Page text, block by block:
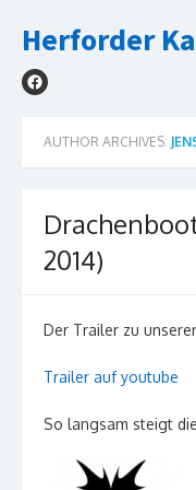
to
Herforder
AUTHOR ARCHIVES:
2014)
Der Trailer zu
Trailer auf youtube
So langsam steigt